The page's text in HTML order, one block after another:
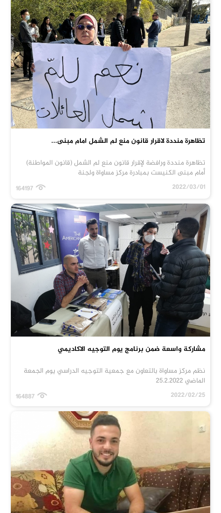
تظاهرة منددة لاقرار قانون منع لم الشمل امام مبنى...
تظاهرة منددة ورافضة لإقرار قانون منع لم الشمل (قانون المواطنة)
أمام مبنى الكنيست بمبادرة مركز مساواة ولجنة
2022/03/01
مشاركة واسعة ضمن برنامج يوم التوجيه الاكاديمي
نظم مركز مساواة بالتعاون مع جمعية التوجيه الدراسي يوم الجمعة
الماضي 25.2.2022
2022/02/25